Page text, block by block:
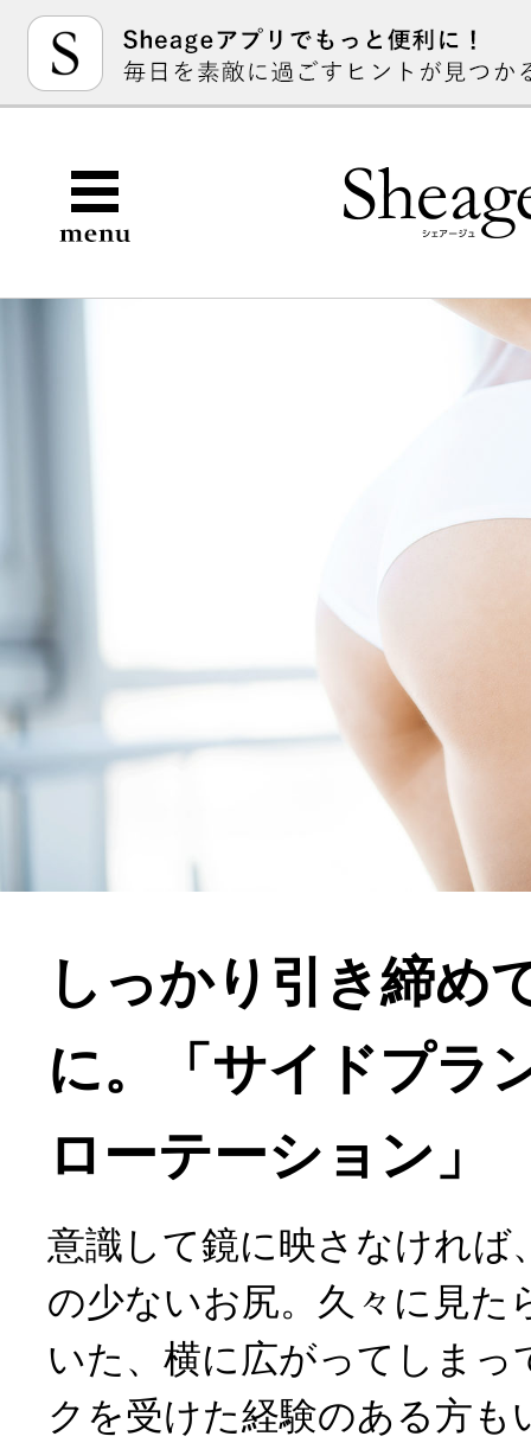
しっかり引き締め
に。「サイドプラ
ローテーション」
意識して鏡に映さなければ
の少ないお尻。久々に見た
いた、横に広がってしまっ
クを受けた経験のある方も